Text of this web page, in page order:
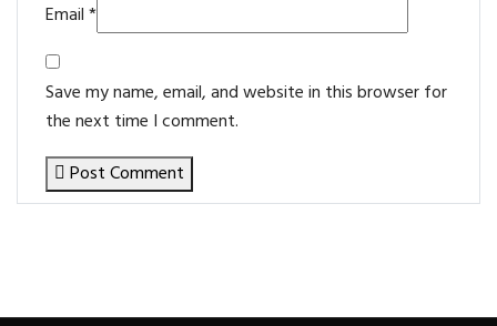
Email*
Save my name, email, and website in this browser for
the next time I comment.
Post Comment